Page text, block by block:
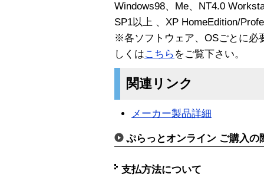
Windows98、Me、NT4.0
SP1以上 、XP HomeEdition/
※各ソフトウェア、OSごとに必
しくはこちら をご覧下さい。
関連リンク
メーカー製品詳細
ぷらっとオンライン ご購入の
支払方法について